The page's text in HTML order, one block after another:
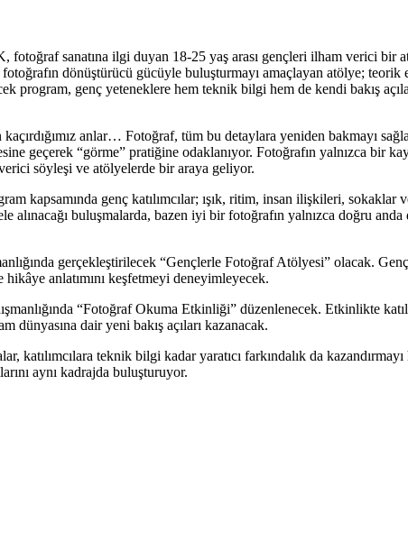
fotoğraf sanatına ilgi duyan 18-25 yaş arası gençleri ilham verici
fotoğrafın dönüştürücü gücüyle buluşturmayı amaçlayan atölye;
genç yeteneklere hem teknik bilgi hem de kendi bakış
anlar… Fotoğraf, tüm bu detaylara yeniden bakmayı
geçerek “görme” pratiğine odaklanıyor. Fotoğrafın yalnızca bir
söyleşi ve atölyelerde bir araya geliyor.
kapsamında genç katılımcılar; ışık, ritim, insan ilişkileri,
alınacağı buluşmalarda, bazen iyi bir fotoğrafın yalnızca doğru
gerçekleştirilecek “Gençlerle Fotoğraf Atölyesi” olacak.
anlatımını keşfetmeyi deneyimleyecek.
“Fotoğraf Okuma Etkinliği” düzenlenecek. Etkinlikte
dünyasına dair yeni bakış açıları kazanacak.
teknik bilgi kadar yaratıcı farkındalık da
aynı kadrajda buluşturuyor.